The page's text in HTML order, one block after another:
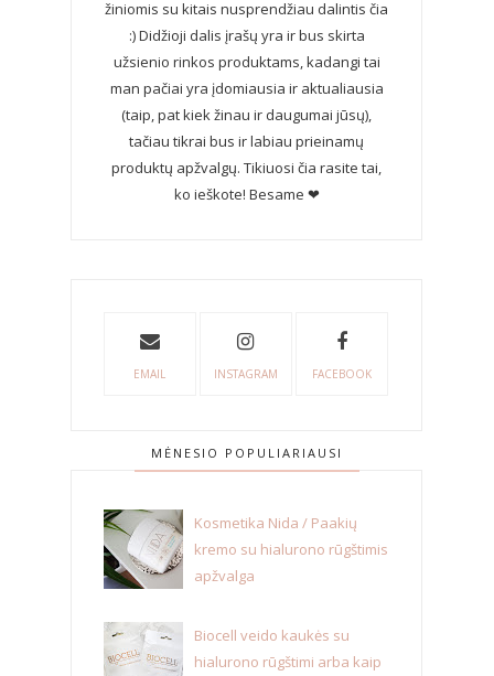
žiniomis su kitais nusprendžiau dalintis čia
:) Didžioji dalis įrašų yra ir bus skirta
užsienio rinkos produktams, kadangi tai
man pačiai yra įdomiausia ir aktualiausia
(taip, pat kiek žinau ir daugumai jūsų),
tačiau tikrai bus ir labiau prieinamų
produktų apžvalgų. Tikiuosi čia rasite tai,
ko ieškote! Besame ❤
EMAIL INSTAGRAM FACEBOOK
MĖNESIO POPULIARIAUSI
Kosmetika Nida / Paakių
kremo su hialurono rūgštimis
apžvalga
Biocell veido kaukės su
hialurono rūgštimi arba kaip